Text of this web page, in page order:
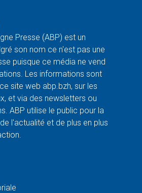
Presse (ABP) est un
son nom ce n'est pas une
puisque ce média ne vend
Les informations sont
site web abp.bzh, sur les
et via des newsletters ou
ABP utilise le public pour la
l'actualité et de plus en plus